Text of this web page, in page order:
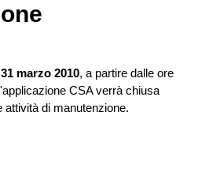
31 marzo 2010, a partire dalle ore
CSA verrà chiusa
di manutenzione.